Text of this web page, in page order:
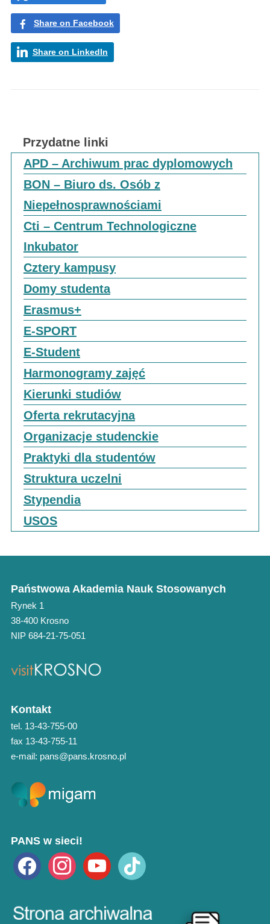
Share on Facebook
Share on LinkedIn
Przydatne linki
APD – Archiwum prac dyplomowych
BON – Biuro ds. Osób z
Niepełnosprawnościami
Cti – Centrum Technologiczne
Inkubator
Cztery kampusy
Domy studenta
Erasmus+
E-SPORT
E-Student
Harmonogramy zajęć
Kierunki studiów
Oferta rekrutacyjna
Organizacje studenckie
Praktyki dla studentów
Struktura uczelni
Stypendia
USOS
Państwowa Akademia Nauk Stosowanych
Rynek 1
38-400 Krosno
NIP 684-21-75-051
Kontakt
tel. 13-43-755-00
fax 13-43-755-11
e-mail: pans@pans.krosno.pl
PANS w sieci!
facebook instagramyoutube tiktok